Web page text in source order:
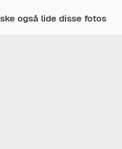
også lide disse fotos